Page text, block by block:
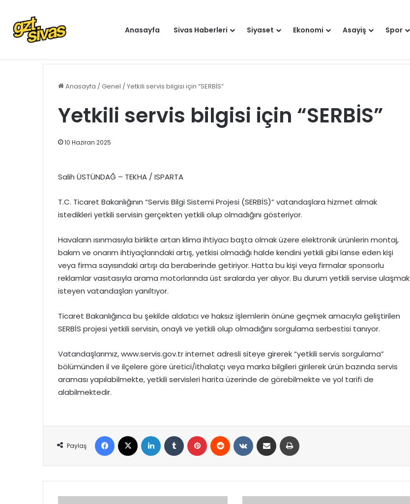
Anasayfa Sivas Haberleri Siyaset Ekonomi Asayiş Spor
Gündem
Anasayfa /Genel /Yetkili servis bilgisi için “SERBİS”
Yetkili servis bilgisi için “SERBİS”
10 Haziran 2025
Salih ÜSTÜNDAĞ – TEKHA / ISPARTA
T.C. Ticaret Bakanlığının “Servis Bilgi Sistemi Projesi (SERBİS)” vatandaşlara hizmet almak
istedikleri yetkili servisin gerçekten yetkili olup olmadığını gösteriyor.
Havaların ısınmasıyla birlikte artan klima ihtiyacı başta olmak üzere elektronik ürünlerin montaj,
bakım ve onarım ihtiyaçlarındaki artış, yetkisi olmadığı halde kendini yetkili gibi lanse eden kişi
veya firma sayısındaki artışı da beraberinde getiriyor. Hatta bu kişi veya firmalar sponsorlu
reklamlar vasıtasıyla arama motorlarında üst sıralarda yer alıyor. Bu durum yetkili servise ulaşmak
isteyen vatandaşları yanıltıyor.
Ticaret Bakanlığınca bu şekilde aldatıcı ve haksız işlemlerin önüne geçmek amacıyla geliştirilen
SERBİS projesi yetkili servisin, onaylı ve yetkili olup olmadığını sorgulama serbestisi tanıyor.
Vatandaşlarımız, www.servis.gov.tr internet adresli siteye girerek “yetkili servis sorgulama”
bölümünden il ve ilçelere göre üretici/ithalatçı veya marka bilgileri girilerek ürün bazında servis
araması yapılabilmekte, yetkili servisleri harita üzerinde de görebilmekte ve yol tarifi de
alabilmektedir.
Paylaş
Facebook LinkedIn Tumblr Pinterest Reddit VKontakteE-Posta ile paylaş